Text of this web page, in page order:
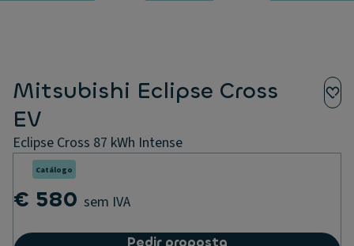
Mitsubishi Eclipse Cross
EV
Eclipse Cross 87 kWh Intense
Catálogo
€ 580 sem IVA